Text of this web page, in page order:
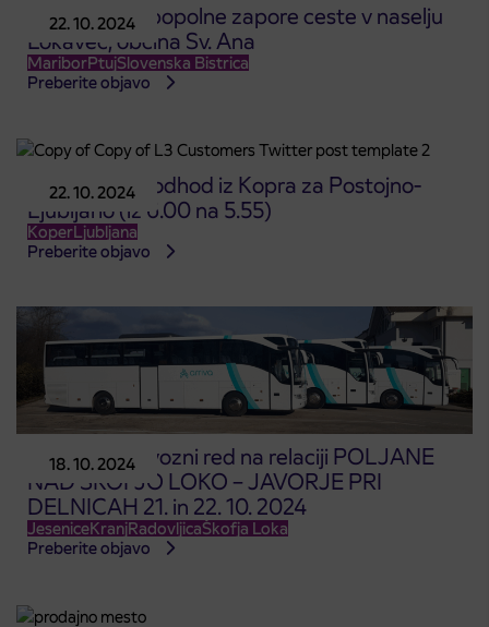
22. 10. 2024
Odstranitev popolne zapore ceste v naselju
Lokavec, občina Sv. Ana
MariborPtujSlovenska Bistrica
Preberite objavo
22. 10. 2024
Sprememba odhod iz Kopra za Postojno-
Ljubljano (iz 6.00 na 5.55)
KoperLjubljana
Preberite objavo
18. 10. 2024
Spremenjen vozni red na relaciji POLJANE
NAD ŠKOFJO LOKO – JAVORJE PRI
DELNICAH 21. in 22. 10. 2024
JeseniceKranjRadovljicaŠkofja Loka
Preberite objavo